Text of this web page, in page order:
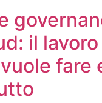
il
fare